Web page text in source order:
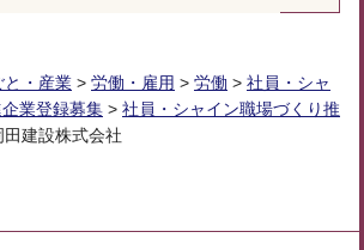
と・産業 > 労働・雇用 > 労働 > 社員・シャ
業登録募集 > 社員・シャイン職場づくり推
田建設株式会社